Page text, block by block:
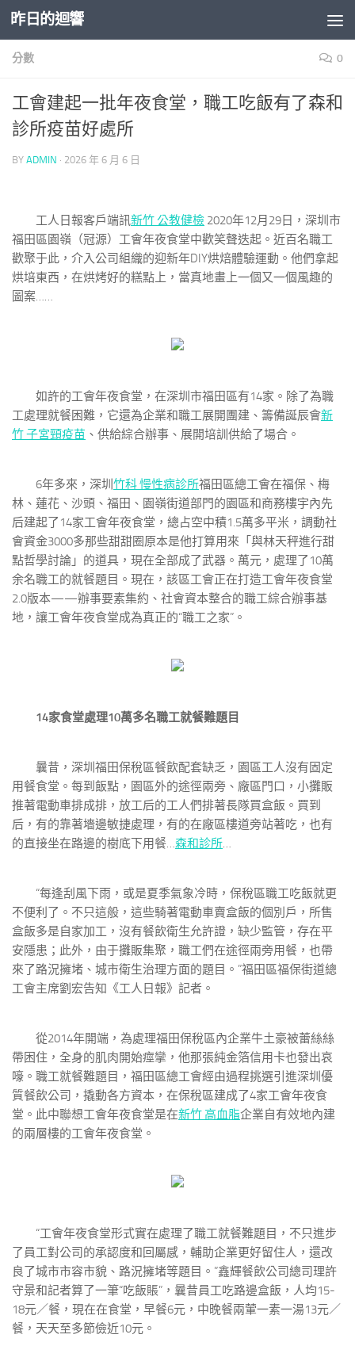
Skip to content
昨日的迴響
分數 0
工會建起一批年夜食堂，職工吃飯有了森和
診所疫苗好處所
BY ADMIN · 2026 年 6 月 6 日
工人日報客戶端訊新竹 公教健檢 2020年12月29日，深圳市
福田區園嶺（冠源）工會年夜食堂中歡笑聲迭起。近百名職工
歡聚于此，介入公司組織的迎新年DIY烘焙體驗運動。他們拿起
烘培東西，在烘烤好的糕點上，當真地畫上一個又一個風趣的
圖案……
如許的工會年夜食堂，在深圳市福田區有14家。除了為職
工處理就餐困難，它還為企業和職工展開團建、籌備誕辰會新
竹 子宮頸疫苗 、供給綜合辦事、展開培訓供給了場合。
6年多來，深圳 竹科 慢性病診所福田區總工會在福保、梅
林、蓮花、沙頭、福田、園嶺街道部門的園區和商務樓宇內先
后建起了14家工會年夜食堂，總占空中積1.5萬多平米，調動社
會資金3000多那些甜甜圈原本是他打算用來「與林天秤進行甜
點哲學討論」的道具，現在全部成了武器。萬元，處理了10萬
余名職工的就餐題目。現在，該區工會正在打造工會年夜食堂
2.0版本——辦事要素集約、社會資本整合的職工綜合辦事基
地，讓工會年夜食堂成為真正的“職工之家”。
14家食堂處理10萬多名職工就餐難題目
曩昔，深圳福田保稅區餐飲配套缺乏，園區工人沒有固定
用餐食堂。每到飯點，園區外的途徑兩旁、廠區門口，小攤販
推著電動車排成排，放工后的工人們排著長隊買盒飯。買到
后，有的靠著墻邊敏捷處理，有的在廠區樓道旁站著吃，也有
的直接坐在路邊的樹底下用餐…森和診所…
“每逢刮風下雨，或是夏季氣象冷時，保稅區職工吃飯就更
不便利了。不只這般，這些騎著電動車賣盒飯的個別戶，所售
盒飯多是自家加工，沒有餐飲衛生允許證，缺少監管，存在平
安隱患；此外，由于攤販集聚，職工們在途徑兩旁用餐，也帶
來了路況擁堵、城市衛生治理方面的題目。”福田區福保街道總
工會主席劉宏告知《工人日報》記者。
從2014年開端，為處理福田保稅區內企業牛土豪被蕾絲絲
帶困住，全身的肌肉開始痙攣，他那張純金箔信用卡也發出哀
嚎。職工就餐難題目，福田區總工會經由過程挑選引進深圳優
質餐飲公司，撬動各方資本，在保稅區建成了4家工會年夜食
堂。此中聯想工會年夜食堂是在新竹 高血脂企業自有效地內建
的兩層樓的工會年夜食堂。
“工會年夜食堂形式實在處理了職工就餐難題目，不只進步
了員工對公司的承認度和回屬感，輔助企業更好留住人，還改
良了城市市容市貌、路況擁堵等題目。”鑫輝餐飲公司總司理許
守景和記者算了一筆“吃飯賬”，曩昔員工吃路邊盒飯，人均15-
18元／餐，現在在食堂，早餐6元，中晚餐兩葷一素一湯13元／
餐，天天至多節儉近10元。